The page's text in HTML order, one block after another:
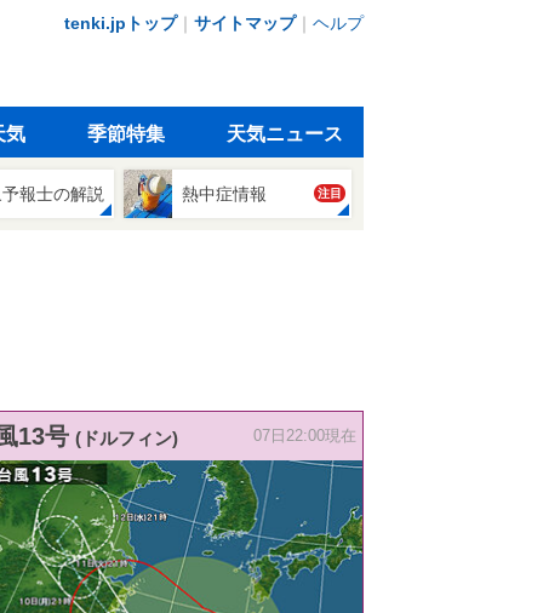
tenki.jpトップ｜ サイトマップ｜ ヘルプ
気 季節特集 天気ニュース
報士の解説 熱中症情報 注目
13号 (ドルフィン) 07日22:00現在